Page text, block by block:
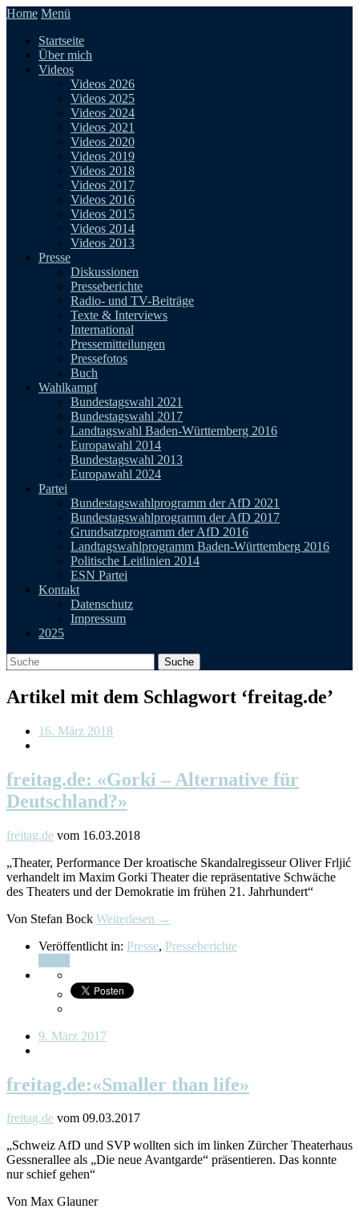
Home Menü
Startseite
Über mich
Videos
Videos 2026
Videos 2025
Videos 2024
Videos 2021
Videos 2020
Videos 2019
Videos 2018
Videos 2017
Videos 2016
Videos 2015
Videos 2014
Videos 2013
Presse
Diskussionen
Presseberichte
Radio- und TV-Beiträge
Texte & Interviews
International
Pressemitteilungen
Pressefotos
Buch
Wahlkampf
Bundestagswahl 2021
Bundestagswahl 2017
Landtagswahl Baden-Württemberg 2016
Europawahl 2014
Bundestagswahl 2013
Europawahl 2024
Partei
Bundestagswahlprogramm der AfD 2021
Bundestagswahlprogramm der AfD 2017
Grundsatzprogramm der AfD 2016
Landtagswahlprogramm Baden-Württemberg 2016
Politische Leitlinien 2014
ESN Partei
Kontakt
Datenschutz
Impressum
2025
Artikel mit dem Schlagwort ‘freitag.de’
16. März 2018
freitag.de: «Gorki – Alternative für
Deutschland?»
freitag.de vom 16.03.2018
„Theater, Performance Der kroatische Skandalregisseur Oliver Frljić
verhandelt im Maxim Gorki Theater die repräsentative Schwäche
des Theaters und der Demokratie im frühen 21. Jahrhundert“
Von Stefan Bock Weiterlesen →
Veröffentlicht in: Presse, Presseberichte
9. März 2017
freitag.de:«Smaller than life»
freitag.de vom 09.03.2017
„Schweiz AfD und SVP wollten sich im linken Zürcher Theaterhaus
Gessnerallee als „Die neue Avantgarde“ präsentieren. Das konnte
nur schief gehen“
Von Max Glauner